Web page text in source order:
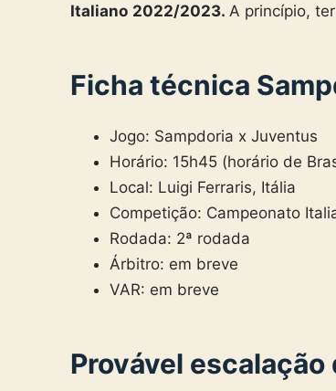
Italiano 2022/2023. A princípio,
Ficha técnica
Jogo: Sampdoria x Juventus
Horário: 15h45 (horário de
Local: Luigi Ferraris, Itália
Competição: Campeonato
Rodada: 2ª rodada
Árbitro: em breve
VAR: em breve
Provável escalação